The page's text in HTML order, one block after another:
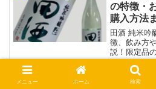
の特徴・
購入方法
田酒 純米吟
徴、飲み方
説！限定品
めの記事で
メニュー ホーム 検索